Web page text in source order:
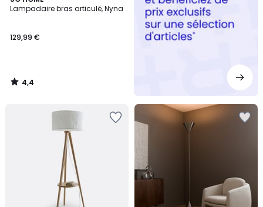
Lampadaire bras articulé, Nyna
129,99 €
/ 5
4,4
/